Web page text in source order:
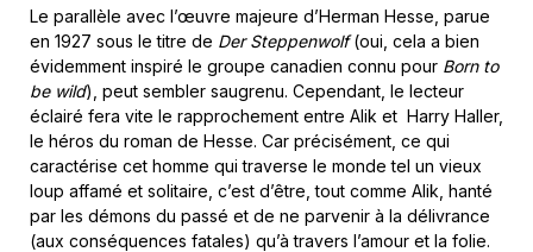
Le parallèle avec l’œuvre majeure d’Herman Hesse, parue
en 1927 sous le titre de Der Steppenwolf(oui, cela a bien
évidemment inspiré le groupe canadien connu pour Born to
be wild), peut sembler saugrenu. Cependant, le lecteur
éclairé fera vite le rapprochement entre Alik et Harry Haller,
le héros du roman de Hesse. Car précisément, ce qui
caractérise cet homme qui traverse le monde tel un vieux
loup affamé et solitaire, c’est d’être, tout comme Alik, hanté
par les démons du passé et de ne parvenir à la délivrance
(aux conséquences fatales) qu’à travers l’amour et la folie.